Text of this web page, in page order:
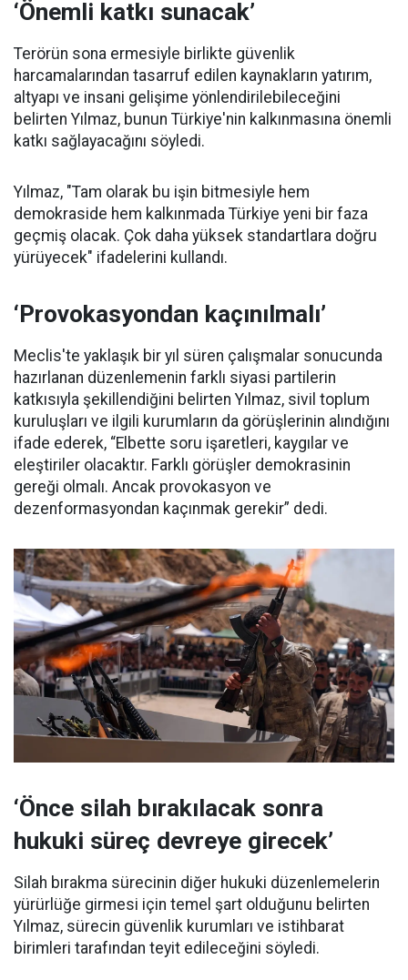
‘Önemli katkı sunacak’
Terörün sona ermesiyle birlikte güvenlik
harcamalarından tasarruf edilen kaynakların yatırım,
altyapı ve insani gelişime yönlendirilebileceğini
belirten Yılmaz, bunun Türkiye'nin kalkınmasına önemli
katkı sağlayacağını söyledi.
Yılmaz, "Tam olarak bu işin bitmesiyle hem
demokraside hem kalkınmada Türkiye yeni bir faza
geçmiş olacak. Çok daha yüksek standartlara doğru
yürüyecek" ifadelerini kullandı.
‘Provokasyondan kaçınılmalı’
Meclis'te yaklaşık bir yıl süren çalışmalar sonucunda
hazırlanan düzenlemenin farklı siyasi partilerin
katkısıyla şekillendiğini belirten Yılmaz, sivil toplum
kuruluşları ve ilgili kurumların da görüşlerinin alındığını
ifade ederek, “Elbette soru işaretleri, kaygılar ve
eleştiriler olacaktır. Farklı görüşler demokrasinin
gereği olmalı. Ancak provokasyon ve
dezenformasyondan kaçınmak gerekir” dedi.
‘Önce silah bırakılacak sonra
hukuki süreç devreye girecek’
Silah bırakma sürecinin diğer hukuki düzenlemelerin
yürürlüğe girmesi için temel şart olduğunu belirten
Yılmaz, sürecin güvenlik kurumları ve istihbarat
birimleri tarafından teyit edileceğini söyledi.